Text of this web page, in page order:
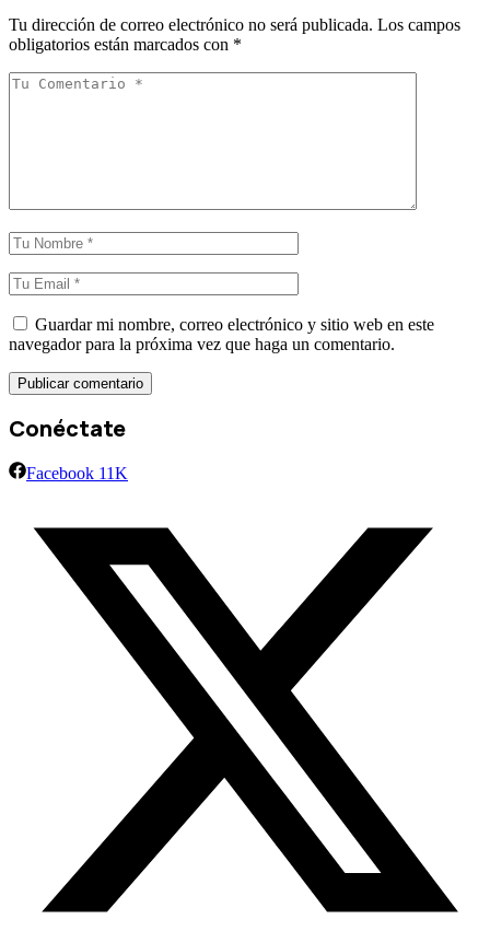
Tu dirección de correo electrónico no será publicada. Los campos
obligatorios están marcados con *
Guardar mi nombre, correo electrónico y sitio web en este
navegador para la próxima vez que haga un comentario.
Conéctate
Facebook 11K